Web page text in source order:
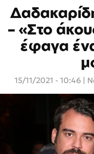
– «Στο
έφαγα
15/11/2021 - 10:46